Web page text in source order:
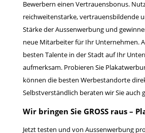
Bewerbern einen Vertrauensbonus.
reichweitenstarke, vertrauensbildende
Stärke der Aussenwerbung und
neue Mitarbeiter für Ihr Unternehmen.
besten Talente in der Stadt auf Ihr
aufmerksam. Probieren Sie
können die besten Werbestandorte
Selbstverständlich beraten wir Sie auch
Wir bringen Sie GROSS raus –
Jetzt testen und von Aussenwerbung